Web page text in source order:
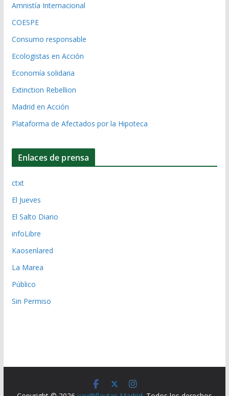
Amnistía Internacional
COESPE
Consumo responsable
Ecologistas en Acción
Economía solidaria
Extinction Rebellion
Madrid en Acción
Plataforma de Afectados por la Hipoteca
Enlaces de prensa
ctxt
El Jueves
El Salto Diario
infoLibre
Kaosenlared
La Marea
Público
Sin Permiso